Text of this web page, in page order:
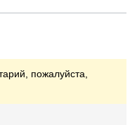
пожалуйста,